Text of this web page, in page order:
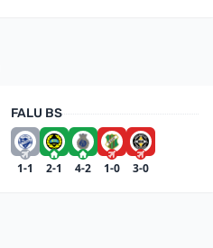
FALU BS
1-1 2-1 4-2 1-0 3-0